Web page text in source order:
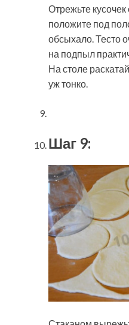
Отрежьте кусочек
положите под
обсыхало. Тесто
на подпыл
На столе
уж тонко.
Шаг 9: